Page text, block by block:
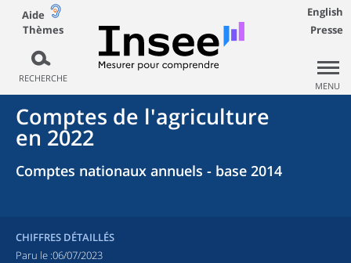
Aide
Thèmes
RECHERCHE
English
Presse
MENU
Comptes de l'agriculture
en 2022
Comptes nationaux annuels - base 2014
CHIFFRES DÉTAILLÉS
Paru le :06/07/2023